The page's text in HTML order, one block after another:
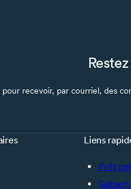
recevoir, par courriel, des
Liens
Prêt
Gabarit